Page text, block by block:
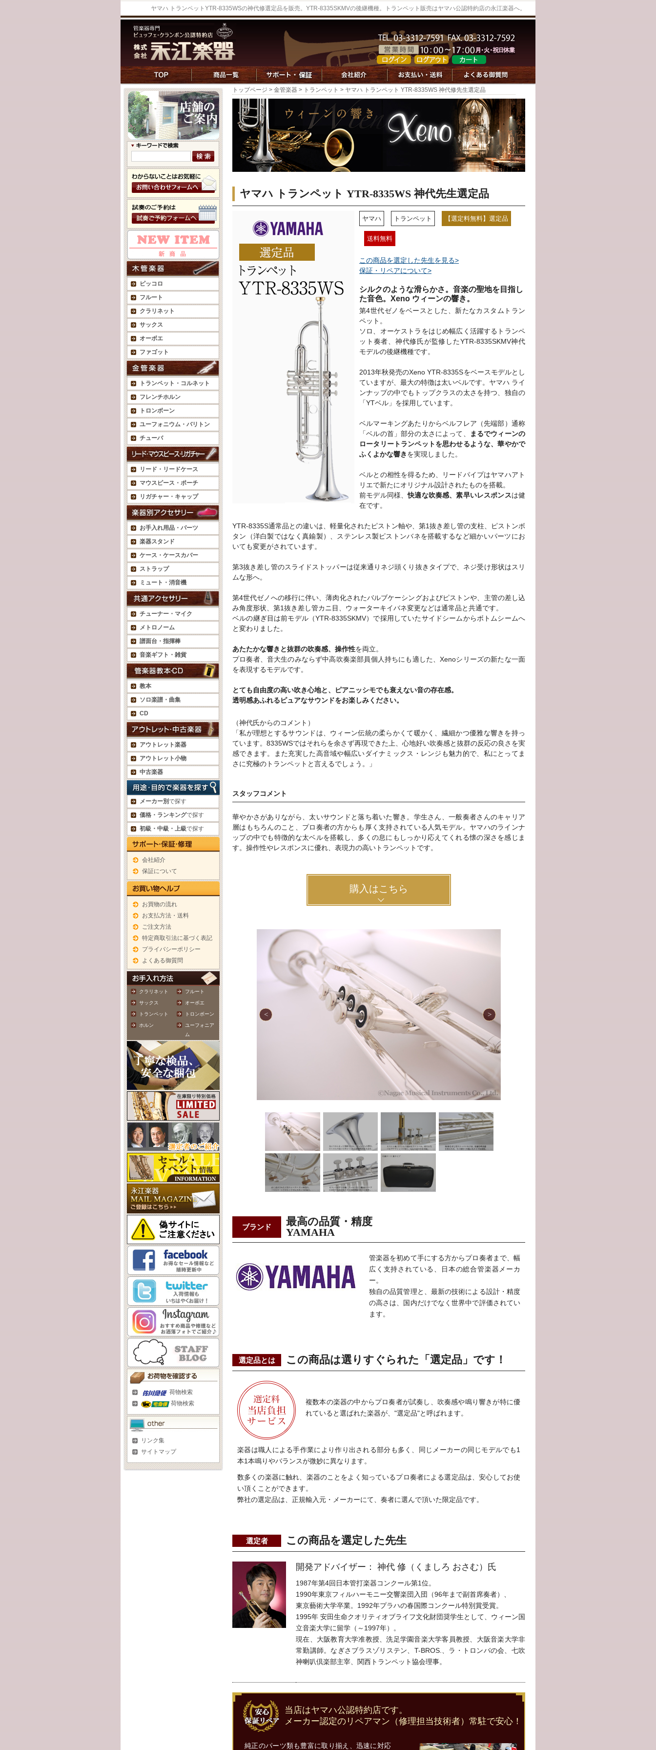
ヤマハ トランペットYTR-8335WSの神代修選定品を販売。YTR-8335SKMVの後継機種。トランペット販売はヤマハ公認特約店の永江楽器へ。
ピッコロ
フルート
クラリネット
サックス
オーボエ
ファゴット
トランペット・コルネット
フレンチホルン
トロンボーン
ユーフォニウム・バリトン
チューバ
リード・リードケース
マウスピース・ポーチ
リガチャー・キャップ
お手入れ用品・パーツ
楽器スタンド
ケース・ケースカバー
ストラップ
ミュート・消音機
チューナー・マイク
メトロノーム
譜面台・指揮棒
音楽ギフト・雑貨
教本
ソロ楽譜・曲集
CD
アウトレット楽器
アウトレット小物
中古楽器
メーカー別で探す
価格・ランキングで探す
初級・中級・上級で探す
会社紹介
保証について
お買物の流れ
お支払方法・送料
ご注文方法
特定商取引法に基づく表記
プライバシーポリシー
よくある御質問
クラリネット フルート
サックス オーボエ
トランペット トロンボーン
ホルン
ユーフォニア
ム
荷物検索
荷物検索
リンク集
サイトマップ
トップページ > 金管楽器 > トランペット > ヤマハ トランペット YTR-8335WS 神代修先生選定品
ヤマハ トランペット YTR-8335WS 神代先生選定品
ヤマハ トランペット 【選定料無料】選定品
送料無料
この商品を選定した先生を見る>
保証・リペアについて>
シルクのような滑らかさ。音楽の聖地を目指し
た音色。Xeno ウィーンの響き。
第4世代ゼノをベースとした、新たなカスタムトラン
ペット。
ソロ、オーケストラをはじめ幅広く活躍するトランペ
ット奏者、神代修氏が監修したYTR-8335SKMV神代
モデルの後継機種です。
2013年秋発売のXeno YTR-8335Sをベースモデルとし
ていますが、最大の特徴は太いベルです。ヤマハ ライ
ンナップの中でもトップクラスの太さを持つ、独自の
「YTベル」を採用しています。
ベルマーキングあたりからベルフレア（先端部）通称
「ベルの首」部分の太さによって、
まるでウィーンの
ロータリートランペットを思わせるような、華やかで
ふくよかな響きを実現しました。
ベルとの相性を得るため、リードパイプはヤマハアト
リエで新たにオリジナル設計されたものを搭載。
前モデル同様、快適な吹奏感、素早いレスポンスは健
在です。
YTR-8335S通常品との違いは、軽量化されたピストン軸や、第1抜き差し管の支柱、ピストンボ
タン（洋白製ではなく真鍮製）、ステンレス製ピストンバネを搭載するなど細かいパーツにお
いても変更がされています。
第3抜き差し管のスライドストッパーは従来通りネジ頭くり抜きタイプで、ネジ受け形状はスリ
ムな形へ。
第4世代ゼノへの移行に伴い、薄肉化されたバルブケーシングおよびピストンや、主管の差し込
み角度形状、第1抜き差し管カニ目、ウォーターキイバネ変更などは通常品と共通です。
ベルの継ぎ目は前モデル（YTR-8335SKMV）で採用していたサイドシームからボトムシームへ
と変わりました。
あたたかな響きと抜群の吹奏感、操作性を両立。
プロ奏者、音大生のみならず中高吹奏楽部員個人持ちにも適した、Xenoシリーズの新たな一面
を表現するモデルです。
とても自由度の高い吹き心地と、ピアニッシモでも衰えない音の存在感。
透明感あふれるピュアなサウンドをお楽しみください。
（神代氏からのコメント）
「私が理想とするサウンドは、ウィーン伝統の柔らかくて暖かく、繊細かつ優雅な響きを持っ
ています。8335WSではそれらを余さず再現できた上、心地好い吹奏感と抜群の反応の良さを実
感できます。また充実した高音域や幅広いダイナミックス・レンジも魅力的で、私にとってま
さに究極のトランペットと言えるでしょう。」
スタッフコメント
華やかさがありながら、太いサウンドと落ち着いた響き。学生さん、一般奏者さんのキャリア
層はもちろんのこと、プロ奏者の方からも厚く支持されている人気モデル。ヤマハのラインナ
ップの中でも特徴的な太ベルを搭載し、多くの息にもしっかり応えてくれる懐の深さを感じま
す。操作性やレスポンスに優れ、表現力の高いトランペットです。
購入はこちら
ブランド
最高の品質・精度
YAMAHA
管楽器を初めて手にする方からプロ奏者まで、幅
広く支持されている、日本の総合管楽器メーカ
ー。
独自の品質管理と、最新の技術による設計・精度
の高さは、国内だけでなく世界中で評価されてい
ます。
選定品とは この商品は選りすぐられた「選定品」です！
複数本の楽器の中からプロ奏者が試奏し、吹奏感や鳴り響きが特に優
れていると選ばれた楽器が、"選定品"と呼ばれます。
楽器は職人による手作業により作り出される部分も多く、同じメーカーの同じモデルでも1
本1本鳴りやバランスが微妙に異なります。
数多くの楽器に触れ、楽器のことをよく知っているプロ奏者による選定品は、安心してお使
い頂くことができます。
弊社の選定品は、正規輸入元・メーカーにて、奏者に選んで頂いた限定品です。
選定者 この商品を選定した先生
開発アドバイザー： 神代 修（くましろ おさむ）氏
1987年第4回日本管打楽器コンクール第1位。
1990年東京フィルハーモニー交響楽団入団（96年まで副首席奏者）、
東京藝術大学卒業。1992年プラハの春国際コンクール特別賞受賞。
1995年 安田生命クオリティオブライフ文化財団奨学生として、ウィーン国
立音楽大学に留学（～1997年）。
現在、大阪教育大学准教授、洗足学園音楽大学客員教授、大阪音楽大学非
常勤講師。なぎさブラスゾリステン、T-BROS.、ラ・トロンバの会、七吹
神喇叭倶楽部主宰、関西トランペット協会理事。
当店はヤマハ公認特約店です。
メーカー認定のリペアマン（修理担当技術者）常駐で安心！
純正のパーツ類も豊富に取り揃え、迅速に対応